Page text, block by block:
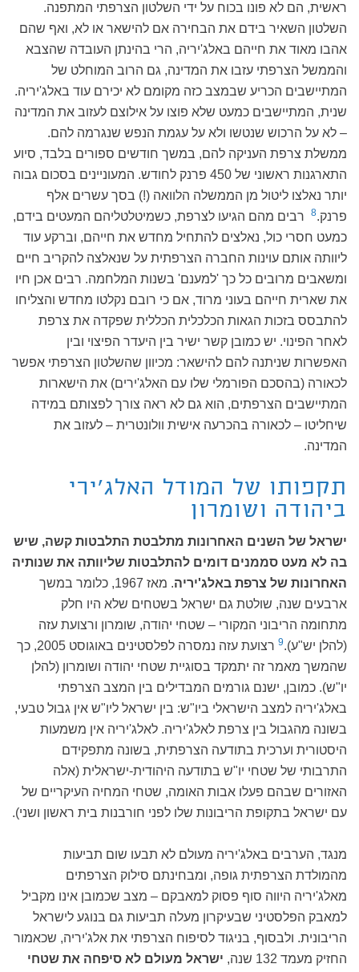
ראשית, הם לא פונו בכוח על ידי השלטון הצרפתי המתפנה.
השלטון השאיר בידם את הבחירה אם להישאר או לא, ואף שהם
אהבו מאוד את חייהם באלג'יריה, הרי בהינתן העובדה שהצבא
והממשל הצרפתי עזבו את המדינה, גם הרוב המוחלט של
המתיישבים הכריע שבמצב כזה מקומם לא יכירם עוד באלג'יריה.
שנית, המתיישבים כמעט שלא פוצו על אילוצם לעזוב את המדינה
– לא על הרכוש שנטשו ולא על עגמת הנפש שנגרמה להם.
ממשלת צרפת העניקה להם, במשך חודשים ספורים בלבד, סיוע
התארגנות ראשוני של 450 פרנק לחודש. המעוניינים בסכום גבוה
יותר נאלצו ליטול מן הממשלה הלוואה (!) בסך עשרים אלף
פרנק.8
רבים מהם הגיעו לצרפת, כשמיטלטליהם המעטים בידם,
כמעט חסרי כול, נאלצים להתחיל מחדש את חייהם, וברקע עוד
ליוותה אותם עוינות החברה הצרפתית על שנאלצה להקריב חיים
ומשאבים מרובים כל כך 'למענם' בשנות המלחמה. רבים אכן חיו
את שארית חייהם בעוני מרוד, אם כי רובם נקלטו מחדש והצליחו
להתבסס בזכות הגאות הכלכלית הכללית שפקדה את צרפת
לאחר הפינוי. יש כמובן קשר ישיר בין היעדר הפיצוי ובין
האפשרות שניתנה להם להישאר: מכיוון שהשלטון הצרפתי אפשר
לכאורה (בהסכם הפורמלי שלו עם האלג'ירים) את הישארות
המתיישבים הצרפתים, הוא גם לא ראה צורך לפצותם במידה
שיחליטו – לכאורה בהכרעה אישית וולונטרית – לעזוב את
המדינה.
תקפותו של המודל האלג'ירי
ביהודה ושומרון
ישראל של השנים האחרונות מתלבטת התלבטות קשה, שיש
בה לא מעט סממנים דומים להתלבטות שליוותה את שנותיה
האחרונות של צרפת באלג'יריה
. מאז 1967, כלומר במשך
ארבעים שנה, שולטת גם ישראל בשטחים שלא היו חלק
מתחומה הריבוני המקורי – שטחי יהודה, שומרון ורצועת עזה
(להלן יש"ע).9
רצועת עזה נמסרה לפלסטינים באוגוסט 2005, כך
שהמשך מאמר זה יתמקד בסוגיית שטחי יהודה ושומרון (להלן
יו"ש). כמובן, ישנם גורמים המבדילים בין המצב הצרפתי
באלג'יריה למצב הישראלי ביו"ש: בין ישראל ליו"ש אין גבול טבעי,
בשונה מהגבול בין צרפת לאלג'יריה. לאלג'יריה אין משמעות
היסטורית וערכית בתודעה הצרפתית, בשונה מתפקידם
התרבותי של שטחי יו"ש בתודעה היהודית-ישראלית (אלה
האזורים שבהם פעלו אבות האומה, שטחי המחיה העיקריים של
עם ישראל בתקופת הריבונות שלו לפני חורבנות בית ראשון ושני).
מנגד, הערבים באלג'יריה מעולם לא תבעו שום תביעות
מהמולדת הצרפתית גופה, ומבחינתם סילוק הצרפתים
מאלג'יריה היווה סוף פסוק למאבקם – מצב שכמובן אינו מקביל
למאבק הפלסטיני שבעיקרון מעלה תביעות גם בנוגע לישראל
הריבונית. ולבסוף, בניגוד לסיפוח הצרפתי את אלג'יריה, שכאמור
החזיק מעמד 132 שנה,
ישראל מעולם לא סיפחה את שטחי